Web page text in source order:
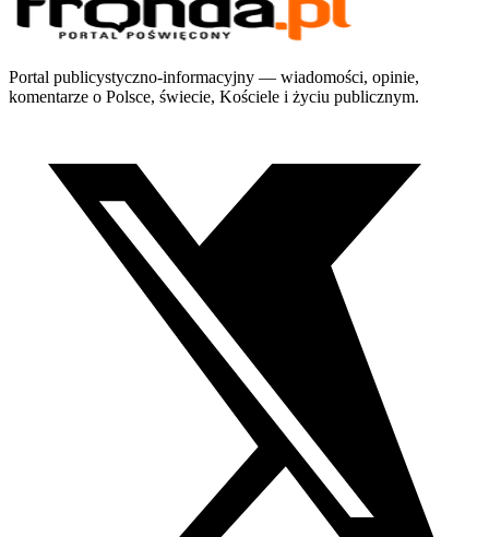
Portal publicystyczno-informacyjny — wiadomości, opinie,
komentarze o Polsce, świecie, Kościele i życiu publicznym.